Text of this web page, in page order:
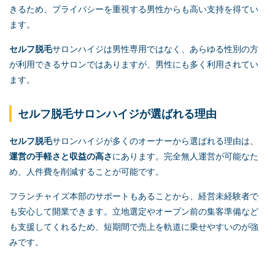
きるため、プライバシーを重視する男性からも高い支持を得てい
ます。
セルフ脱毛サロンハイジは男性専用ではなく、あらゆる性別の方
が利用できるサロンではありますが、男性にも多く利用されてい
ます。
セルフ脱毛サロンハイジが選ばれる理由
セルフ脱毛サロンハイジが多くのオーナーから選ばれる理由は、
運営の手軽さと収益の高さにあります。完全無人運営が可能なた
め、人件費を削減することが可能です。
フランチャイズ本部のサポートもあることから、経営未経験者で
も安心して開業できます。立地選定やオープン前の集客準備など
も支援してくれるため、短期間で売上を軌道に乗せやすいのが強
みです。